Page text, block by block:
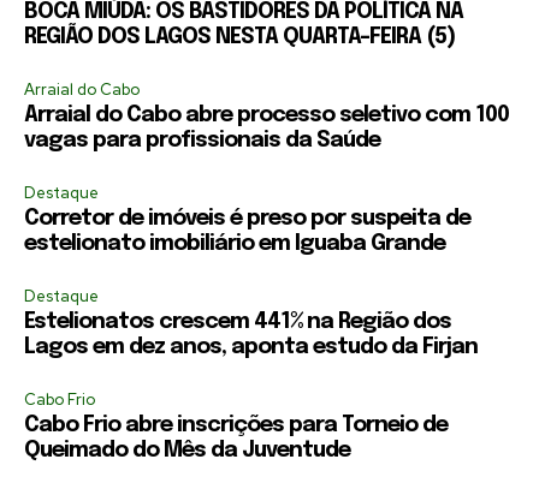
BOCA MIÚDA: OS BASTIDORES DA POLÍTICA NA
REGIÃO DOS LAGOS NESTA QUARTA-FEIRA (5)
Arraial do Cabo
Arraial do Cabo abre processo seletivo com 100
vagas para profissionais da Saúde
Destaque
Corretor de imóveis é preso por suspeita de
estelionato imobiliário em Iguaba Grande
Destaque
Estelionatos crescem 441% na Região dos
Lagos em dez anos, aponta estudo da Firjan
Cabo Frio
Cabo Frio abre inscrições para Torneio de
Queimado do Mês da Juventude